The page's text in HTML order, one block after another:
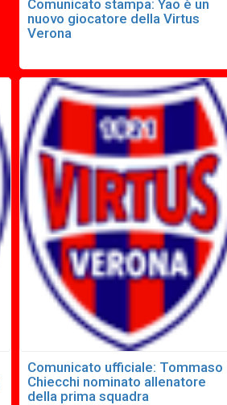
Comunicato stampa: Yao è un
nuovo giocatore della Virtus
Verona
Comunicato ufficiale: Tommaso
Chiecchi nominato allenatore
della prima squadra